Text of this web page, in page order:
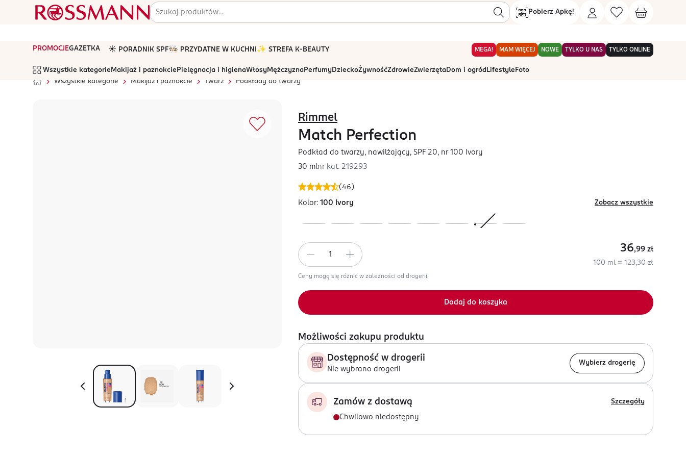
Pobierz Apkę!
PROMOCJEGAZETKA ☀️ PORADNIK SPF🧑🏻‍🍳 PRZYDATNE W KUCHNI ✨ STREFA K-BEAUTY MEGA! MAM WIĘCEJ NOWE TYLKO U NAS TYLKO ONLINE
Wszystkie kategorie Makijaż i paznokcie Pielęgnacja i higienaWłosyMężczyznaPerfumyDzieckoŻywnośćZdrowieZwierzętaDom i ogród Lifestyle Foto
Wszystkie kategorie
Makijaż i paznokcie Twarz Podkłady do twarzy
(46 )
Rimmel
Match Perfection
Podkład do twarzy, nawilżający, SPF 20, nr 100 Ivory
30 mlnr kat. 219293
Kolor: 100 Ivory Zobacz wszystkie
36,99 zł
100 ml = 123,30 zł
Ceny mogą się różnić w zależności od drogerii.
Dodaj do koszyka
Możliwości zakupu produktu
Dostępność w drogerii
Nie wybrano drogerii
Wybierz drogerię
Zamów z dostawą Szczegóły
Chwilowo niedostępny